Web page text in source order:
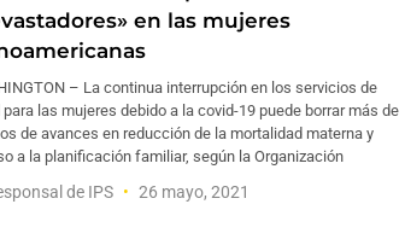
en las mujeres
– La continua interrupción en los servicios de
las mujeres debido a la covid-19 puede borrar más de
de avances en reducción de la mortalidad materna y
a la planificación familiar, según la Organización
de IPS 26 mayo, 2021